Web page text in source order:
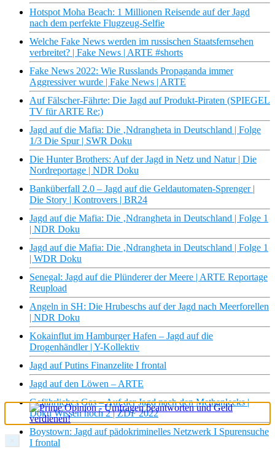
Hotspot Moha Beach: 1 Millionen Reisende auf der Jagd
nach dem perfekte Flugzeug-Selfie
Welche Fake News werden im russischen Staatsfernsehen
verbreitet? | Fake News | ARTE #shorts
Fake News 2022: Wie Russlands Propaganda immer
Aggressiver wurde | Fake News | ARTE
Auf Fälscher-Fährte: Die Jagd auf Produkt-Piraten (SPIEGEL
TV für ARTE Re:)
Jagd auf die Mafia: Die ‚Ndrangheta in Deutschland | Folge
1/3 Die Spur | SWR Doku
Die Hunter Brothers: Auf der Jagd in Netz und Natur | Die
Nordreportage | NDR Doku
Banküberfall 2.0 – Jagd auf die Geldautomaten-Sprenger |
Die Story | Kontrovers | BR24
Jagd auf die Mafia: Die ‚Ndrangheta in Deutschland | Folge 1
| NDR Doku
Jagd auf die Mafia: Die ‚Ndrangheta in Deutschland | Folge 1
| WDR Doku
Senegal: Jagd auf die Plünderer der Meere | ARTE Reportage
Reupload
Angeln in SH: Die Hrubeschs auf der Jagd nach Meerforellen
| NDR Doku
Kokainflut im Hamburger Hafen – Jagd auf die
Drogenhändler | Y-Kollektiv
Jagd auf Putins Finanzelite I frontal
Jagd auf den Löwen – ARTE
Gefährliches Gas – Auf der Jagd nach den Methanlecks |
Doku Wissen hoch 2 | ZDF 2022
Boystown: Jagd auf pädokriminelles Netzwerk I Spurensuche
I frontal
×